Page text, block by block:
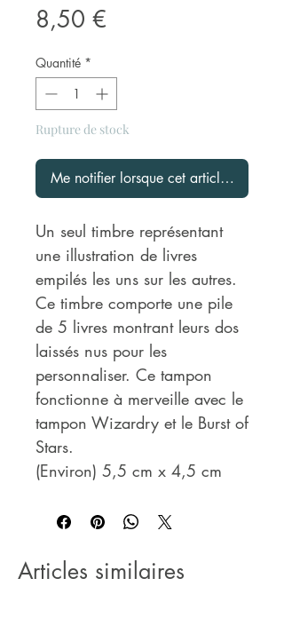
8,50 €
Quantité *
Rupture de stock
Me notifier lorsque cet article est
Un seul timbre représentant
une illustration de livres
empilés les uns sur les autres.
Ce timbre comporte une pile
de 5 livres montrant leurs dos
laissés nus pour les
personnaliser. Ce tampon
fonctionne à merveille avec le
tampon Wizardry et le Burst of
Stars.
(Environ) 5,5 cm x 4,5 cm
Articles similaires